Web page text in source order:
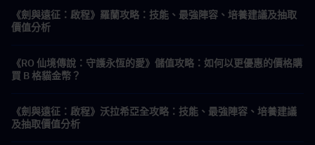
《劍與遠征：啟程》羅蘭攻略：技能、最強陣容、培養建議及抽取
價值分析
《RO 仙境傳說：守護永恆的愛》儲值攻略：如何以更優惠的價格購
買 B 格貓金幣？
《劍與遠征：啟程》沃拉希亞全攻略：技能、最強陣容、培養建議
及抽取價值分析